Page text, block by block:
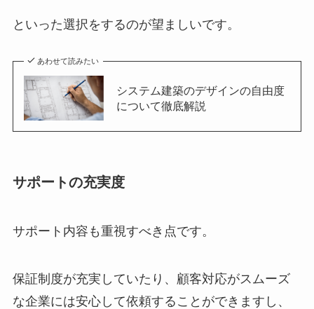
といった選択をするのが望ましいです。
あわせて読みたい
システム建築のデザインの自由度
について徹底解説
サポートの充実度
サポート内容も重視すべき点です。
保証制度が充実していたり、顧客対応がスムーズ
な企業には安心して依頼することができますし、